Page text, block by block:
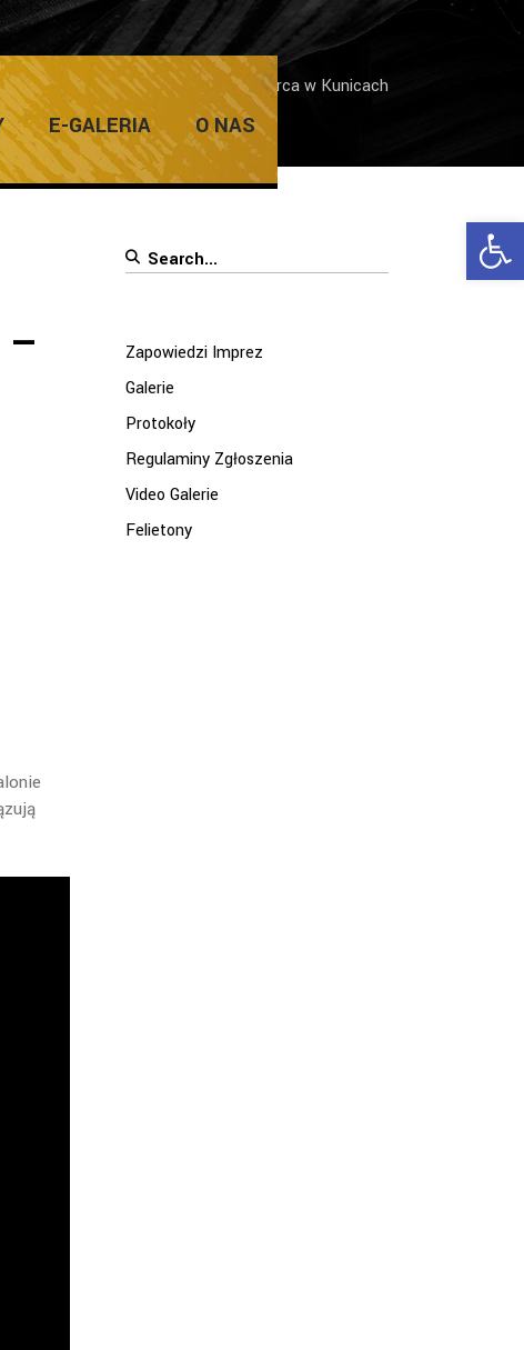
E-GALERIA O NAS
zespołu „Wrocławska 7 ” – 13 marca w Kunicach
Search
Zapowiedzi Imprez
Galerie
Protokoły
Regulaminy Zgłoszenia
Video Galerie
Felietony